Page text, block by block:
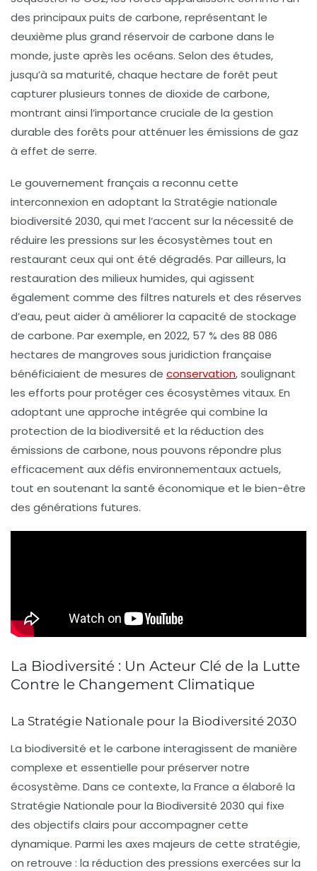
des principaux puits de carbone, représentant le
deuxième plus grand réservoir de carbone dans le
monde, juste après les océans. Selon des études,
jusqu’à sa maturité, chaque hectare de forêt peut
capturer plusieurs tonnes de dioxide de carbone,
montrant ainsi l’importance cruciale de la gestion
durable des forêts pour atténuer les émissions de gaz
à effet de serre.
Le gouvernement français a reconnu cette
interconnexion en adoptant la Stratégie nationale
biodiversité 2030, qui met l’accent sur la nécessité de
réduire les pressions sur les écosystèmes tout en
restaurant ceux qui ont été dégradés. Par ailleurs, la
restauration des milieux humides, qui agissent
également comme des filtres naturels et des réserves
d’eau, peut aider à améliorer la capacité de stockage
de carbone. Par exemple, en 2022, 57 % des 88 086
hectares de mangroves sous juridiction française
bénéficiaient de mesures de conservation, soulignant
les efforts pour protéger ces écosystèmes vitaux. En
adoptant une approche intégrée qui combine la
protection de la biodiversité et la réduction des
émissions de carbone, nous pouvons répondre plus
efficacement aux défis environnementaux actuels,
tout en soutenant la santé économique et le bien-être
des générations futures.
La Biodiversité : Un Acteur Clé de la Lutte
Contre le Changement Climatique
La Stratégie Nationale pour la Biodiversité 2030
La biodiversité et le carbone interagissent de manière
complexe et essentielle pour préserver notre
écosystème. Dans ce contexte, la France a élaboré la
Stratégie Nationale pour la Biodiversité 2030 qui fixe
des objectifs clairs pour accompagner cette
dynamique. Parmi les axes majeurs de cette stratégie,
on retrouve : la réduction des pressions exercées sur la